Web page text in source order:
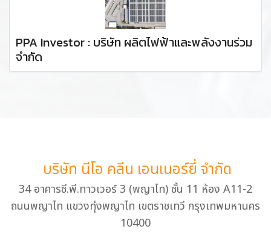
PPA Investor : บริษัท ผลิตไฟฟ้าและพลังงานร่วม
จำกัด
บริษัท นีโอ คลีน เอนเนอร์ยี่ จำกัด
34 อาคารซี.พี.ทาวเวอร์ 3 (พญาไท) ชั้น 11 ห้อง A11-2
ถนนพญาไท แขวงทุ่งพญาไท เขตราชเทวี กรุงเทพมหานคร
10400